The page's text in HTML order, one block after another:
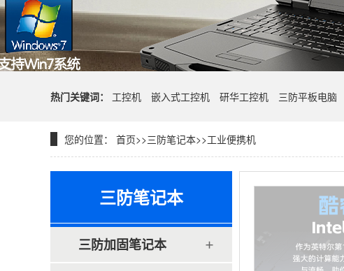
热门关键词： 工控机 嵌入式工控机 研华工控机 三防平板电脑
您的位置： 首页>>三防笔记本>>工业便携机
三防笔记本
三防加固笔记本